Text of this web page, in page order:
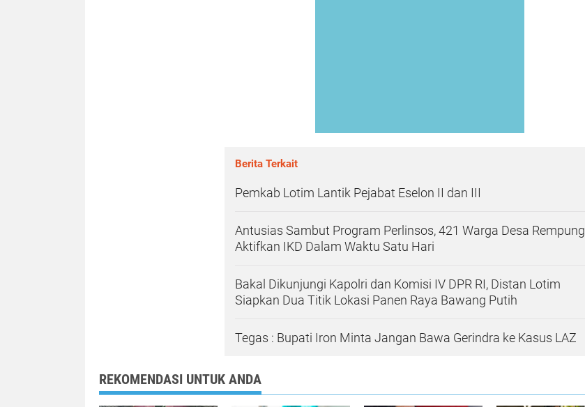
Berita Terkait
Pemkab Lotim Lantik Pejabat Eselon II dan III
Antusias Sambut Program Perlinsos, 421 Warga Desa Rempung
Aktifkan IKD Dalam Waktu Satu Hari
Bakal Dikunjungi Kapolri dan Komisi IV DPR RI, Distan Lotim
Siapkan Dua Titik Lokasi Panen Raya Bawang Putih
Tegas : Bupati Iron Minta Jangan Bawa Gerindra ke Kasus LAZ
REKOMENDASI UNTUK ANDA